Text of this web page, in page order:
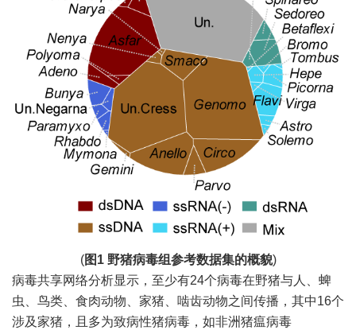
(图1 野猪病毒组参考数据集的概貌)
病毒共享网络分析显示，至少有24个病毒在野猪与人、蜱
虫、鸟类、食肉动物、家猪、啮齿动物之间传播，其中16个
涉及家猪，且多为致病性猪病毒，如非洲猪瘟病毒